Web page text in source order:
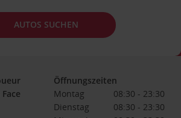
AUTOS SUCHEN
Öffnungszeiten
Montag
08:30 - 23:30
Dienstag
08:30 - 23:30